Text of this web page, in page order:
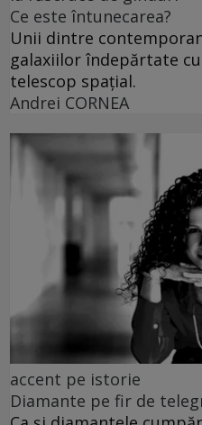
Ce este întunecarea?
Unii dintre
galaxiilor îndepărtate
telescop spațial.
Andrei CORNEA
accent pe istorie
Diamante pe fir de